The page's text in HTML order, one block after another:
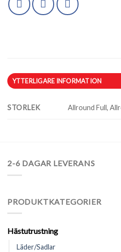
YTTERLIGARE INFORMATION
STORLEK Allround Full,
2-6 DAGAR LEVERANS
PRODUKTKATEGORIER
Hästutrustning
Läder/Sadlar